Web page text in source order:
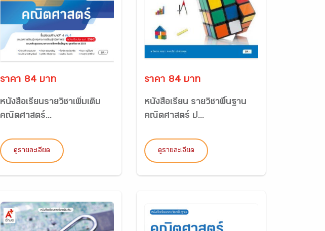
ราคา 84 บาท
หนังสือเรียนรายวิชาเพิ่มเติม
คณิตศาสตร์...
ดูรายละเอียด
ราคา 84 บาท
หนังสือเรียน รายวิชาพื้นฐาน
คณิตศาสตร์ ป...
ดูรายละเอียด